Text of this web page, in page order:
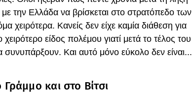
την Ελλάδα να βρίσκεται στο στρατόπεδο των
χειρότερα. Κανείς δεν είχε καμία διάθεση για
είδος πολέμου γιατί μετά το τέλος του
συνυπάρξουν. Και αυτό μόνο εύκολο δεν είναι...
και στο Βίτσι